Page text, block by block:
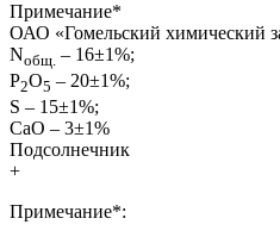
Примечание*
ОАО «Гомельский химический
Nобщ. – 16±1%;
Р2О5 – 20±1%;
S – 15±1%;
CaO – 3±1%
Подсолнечник
+
Примечание*: